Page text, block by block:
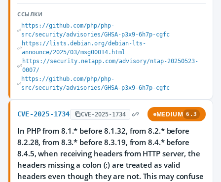
ССЫЛКИ
https://github.com/php/php-
src/security/advisories/GHSA-p3x9-6h7p-cgfc
https://lists.debian.org/debian-lts-
announce/2025/03/msg00014.html
https://security.netapp.com/advisory/ntap-20250523-
0007/
https://github.com/php/php-
src/security/advisories/GHSA-p3x9-6h7p-cgfc
CVE-2025-1734 CVE-2025-1734 MEDIUM 6.3
In PHP from 8.1.* before 8.1.32, from 8.2.* before
8.2.28, from 8.3.* before 8.3.19, from 8.4.* before
8.4.5, when receiving headers from HTTP server, the
headers missing a colon (:) are treated as valid
headers even though they are not. This may confuse